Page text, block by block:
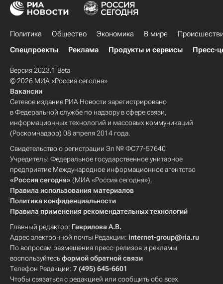
Политика Общество Экономика В мире
Спецпроекты
Реклама Продукты и сервисы Пресс-
Версия 2023.1 Beta
© 2026 МИА «Россия сегодня»
Вакансии
Сетевое издание РИА Новости зарегистрировано
в Федеральной службе по надзору в сфере связи,
информационных технологий и массовых коммуникаций
(Роскомнадзор) 08 апреля 2014 года.
Свидетельство о регистрации Эл № ФС77-57640
Учредитель: Федеральное государственное унитарное
предприятие Международное информационное агентство
«Россия сегодня» (МИА «Россия сегодня»).
Правила использования материалов
Политика конфиденциальности
Правила применения рекомендательных технологий
Главный редактор: Гаврилова А.В.
Адрес электронной почты Редакции: internet-group@ria.ru
По вопросам размещения пресс-релизов и рекламы
воспользуйтесьформой обратной связи
Телефон Редакции: 7 (495) 645-6601
Чтобы связаться с редакцией или сообщить обо всех